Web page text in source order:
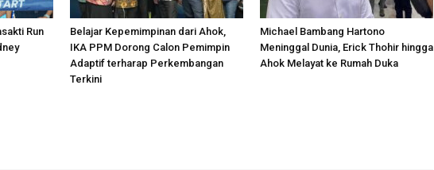
Run
Belajar Kepemimpinan dari Ahok,
IKA PPM Dorong Calon Pemimpin
Adaptif terharap Perkembangan
Terkini
Michael Bambang Hartono
Meninggal Dunia, Erick Thohir hingga
Ahok Melayat ke Rumah Duka